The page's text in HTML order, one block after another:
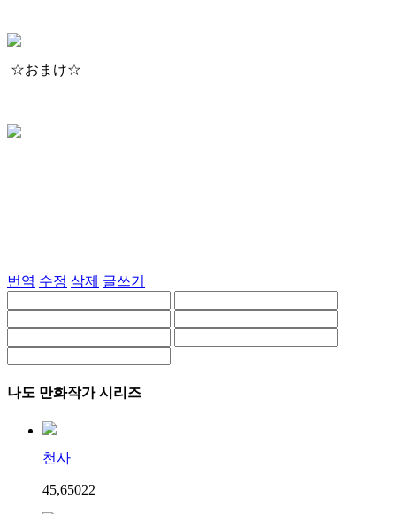
☆おまけ☆
번역 수정 삭제 글쓰기
나도 만화작가 시리즈
천사
45,65022